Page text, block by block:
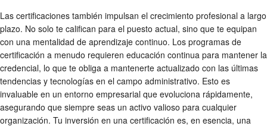
Las certificaciones también impulsan el crecimiento profesional a largo
plazo. No solo te califican para el puesto actual, sino que te equipan
con una mentalidad de aprendizaje continuo. Los programas de
certificación a menudo requieren educación continua para mantener la
credencial, lo que te obliga a mantenerte actualizado con las últimas
tendencias y tecnologías en el campo administrativo. Esto es
invaluable en un entorno empresarial que evoluciona rápidamente,
asegurando que siempre seas un activo valioso para cualquier
organización. Tu inversión en una certificación es, en esencia, una